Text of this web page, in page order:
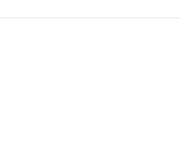
эру в управлении с